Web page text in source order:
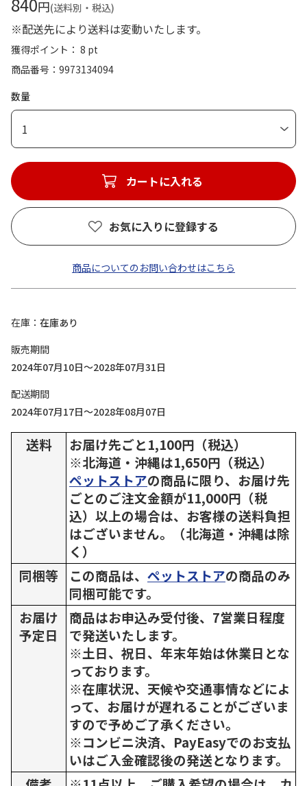
円(送料別・税込)
※配送先により送料は変動いたします。
獲得ポイント： 8 pt
商品番号
9973134094
数量
1
カートに入れる
お気に入りに登録する
商品についてのお問い合わせはこちら
在庫
在庫あり
販売期間
2024年07月10日～2028年07月31日
配送期間
2024年07月17日～2028年08月07日
送料
お届け先ごと1,100円（税込）
※北海道・沖縄は1,650円（税込）
ペットストアの商品に限り、お届け先
ごとのご注文金額が11,000円（税
込）以上の場合は、お客様の送料負担
はございません。（北海道・沖縄は除
く）
同梱等
この商品は、 ペットストアの商品のみ
同梱可能です。
お届け
予定日
商品はお申込み受付後、7営業日程度
で発送いたします。
※土日、祝日、年末年始は休業日とな
っております。
※在庫状況、天候や交通事情などによ
って、お届けが遅れることがございま
すので予めご了承ください。
※コンビニ決済、PayEasyでのお支払
いはご入金確認後の発送となります。